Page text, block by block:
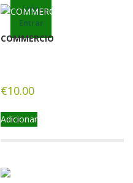
Loja
Entrar
COMMERCIO
€10.00
Adicionar